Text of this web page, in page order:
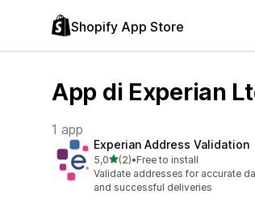
Shopify App Store
App di Experian
1 app
Experian Address Validation
5,0stelle su 5
(2)
2 recensioni totali
•Free to install
Validate addresses for accurate
and successful deliveries